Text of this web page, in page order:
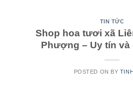
TIN TỨC
Shop hoa tươi xã
Phượng – Uy tín
POSTED ON BY